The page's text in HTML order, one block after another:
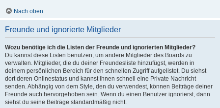
Nach oben
Freunde und ignorierte Mitglieder
Wozu benötige ich die Listen der Freunde und ignorierten Mitglieder?
Du kannst diese Listen benutzen, um andere Mitglieder des Boards zu
verwalten. Mitglieder, die du deiner Freundesliste hinzufügst, werden in
deinem persönlichen Bereich für den schnellen Zugriff aufgelistet. Du siehst
dort deren Onlinestatus und kannst ihnen schnell eine Private Nachricht
senden. Abhängig von dem Style, den du verwendest, können Beiträge deiner
Freunde auch hervorgehoben sein. Wenn du einen Benutzer ignorierst, dann
siehst du seine Beiträge standardmäßig nicht.